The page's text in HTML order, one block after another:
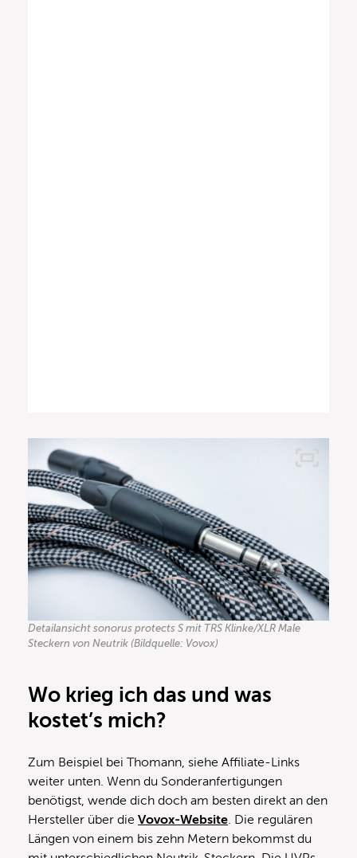
Detailansicht sonorus protects S mit TRS Klinke/XLR Male
Steckern von Neutrik (Bildquelle: Vovox)
Wo krieg ich das und was
kostet’s mich?
Zum Beispiel bei Thomann, siehe Affiliate-Links
weiter unten. Wenn du Sonderanfertigungen
benötigst, wende dich doch am besten direkt an den
Hersteller über die Vovox-Website. Die regulären
Längen von einem bis zehn Metern bekommst du